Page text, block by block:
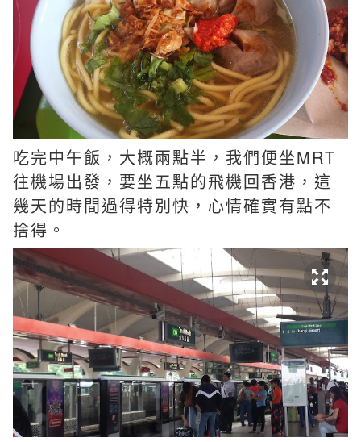
吃完中午飯，大概兩點半，我們便坐MRT
往機場出發，要坐五點的飛機回香港，這
幾天的時間過得特別快，心情確實有點不
捨得。